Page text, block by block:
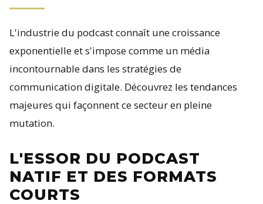
L'industrie du podcast connaît une croissance
exponentielle et s'impose comme un média
incontournable dans les stratégies de
communication digitale. Découvrez les tendances
majeures qui façonnent ce secteur en pleine
mutation.
L'ESSOR DU PODCAST
NATIF ET DES FORMATS
COURTS